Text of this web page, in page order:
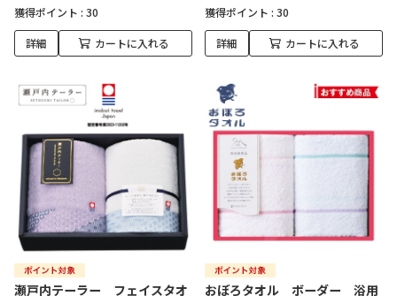
獲得ポイント : 30
詳細 カートに入れる
獲得ポイント : 30
詳細 カートに入れる
瀬戸内テーラー フェイスタオ
おぼろタオル ボーダー 浴用